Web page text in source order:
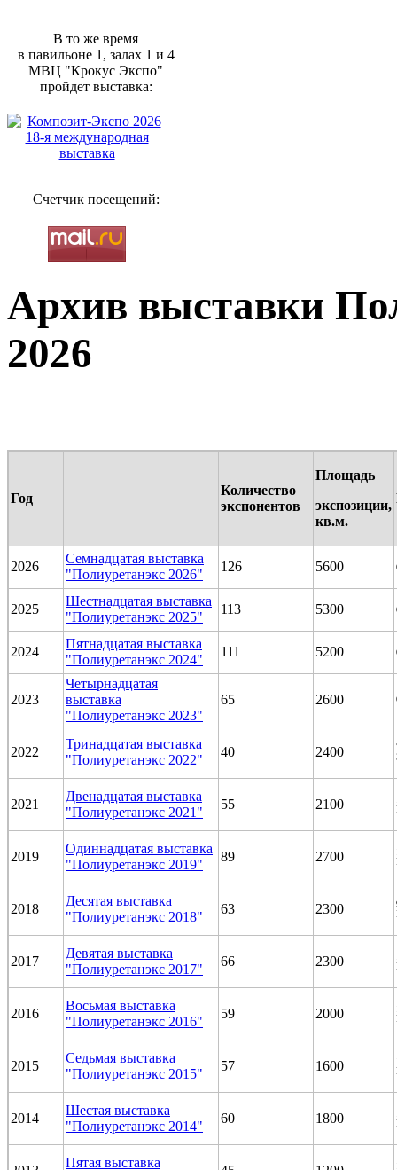
В то же время
в павильоне 1, залах 1 и 4
МВЦ "Крокус Экспо"
пройдет выставка:
Счетчик посещений:
Архив выставки
2026
Год
Количество
экспонентов
Площадь
экспозиции,
кв.м.
2026
Семнадцатая выставка
"Полиуретанэкс 2026"
126 5600
2025
Шестнадцатая выставка
"Полиуретанэкс 2025"
113 5300
2024
Пятнадцатая выставка
"Полиуретанэкс 2024"
111 5200
2023
Четырнадцатая
выставка
"Полиуретанэкс 2023"
65 2600
2022
Тринадцатая выставка
"Полиуретанэкс 2022"
40 2400
2021
Двенадцатая выставка
"Полиуретанэкс 2021"
55 2100
2019
Одиннадцатая выставка
"Полиуретанэкс 2019"
89 2700
2018
Десятая выставка
"Полиуретанэкс 2018"
63 2300
2017
Девятая выставка
"Полиуретанэкс 2017"
66 2300
2016
Восьмая выставка
"Полиуретанэкс 2016"
59 2000
2015
Седьмая выставка
"Полиуретанэкс 2015"
57 1600
2014
Шестая выставка
"Полиуретанэкс 2014"
60 1800
Пятая выставка